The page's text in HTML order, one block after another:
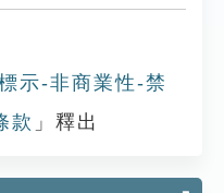
示-非商業性-禁
款 」釋出